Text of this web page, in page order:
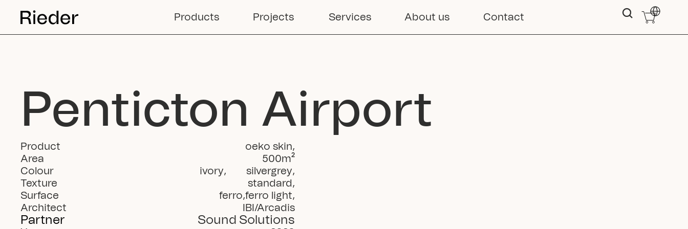
Products Projects Services About us Contact
Select
Penticton Airport
Product oeko skin,
Area 500m²
Colour
ivory, silvergrey,
Texture standard ,
Surface ferro,ferro light,
Architect IBI/Arcadis
Partner Sound Solutions